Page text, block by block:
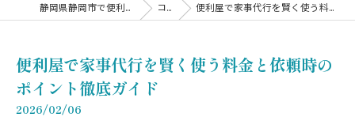
静岡県静岡市で便利屋ならよろず屋神さん コラム 便利屋で家事代行を賢く使う料金と依頼時のポイント徹底ガイド
便利屋で家事代行を賢く使う料金と依頼時の
ポイント徹底ガイド
2026/02/06